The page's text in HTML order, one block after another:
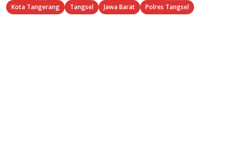
Kota Tangerang
Tangsel Jawa Barat Polres Tangsel